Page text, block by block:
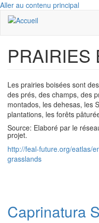
Aller au contenu principal
PRAIRIES
Les prairies boisées sont
des prés, des champs, des
montados, les dehesas, les
plantations, les forêts
Source: Elaboré par le
projet.
http://feal-future.org/eatlas/
grasslands
Caprinatura